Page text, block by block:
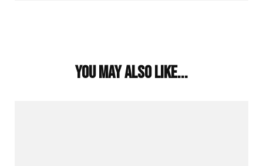
You may also like...